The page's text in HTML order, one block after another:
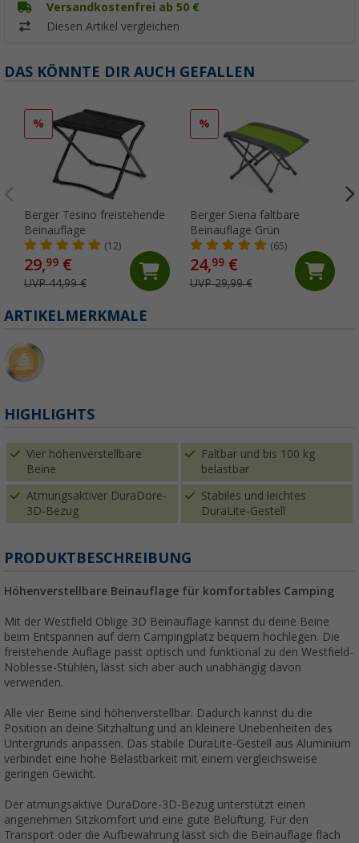
Versandkostenfrei ab 50 €
Diesen Artikel vergleichen
DAS KÖNNTE DIR AUCH GEFALLEN
%
Berger Tesino freistehende
Beinauflage
(12)
29,99 €
UVP 44,99 €
%
Berger Siena faltbare
Beinauflage Grün
(65)
24,99€
UVP 29,99 €
ARTIKELMERKMALE
HIGHLIGHTS
Vier höhenverstellbare
Beine
Faltbar und bis 100 kg
belastbar
Atmungsaktiver DuraDore-
3D-Bezug
Stabiles und leichtes
DuraLite-Gestell
PRODUKTBESCHREIBUNG
Höhenverstellbare Beinauflage für komfortables Camping
Mit der Westfield Oblige 3D Beinauflage kannst du deine Beine
beim Entspannen auf dem Campingplatz bequem hochlegen. Die
freistehende Auflage passt optisch und funktional zu den Westfield-
Noblesse-Stühlen, lässt sich aber auch unabhängig davon
verwenden.
Alle vier Beine sind höhenverstellbar. Dadurch kannst du die
Position an deine Sitzhaltung und an kleinere Unebenheiten des
Untergrunds anpassen. Das stabile DuraLite-Gestell aus Aluminium
verbindet eine hohe Belastbarkeit mit einem vergleichsweise
geringen Gewicht.
Der atmungsaktive DuraDore-3D-Bezug unterstützt einen
angenehmen Sitzkomfort und eine gute Belüftung. Für den
Transport oder die Aufbewahrung lässt sich die Beinauflage flach